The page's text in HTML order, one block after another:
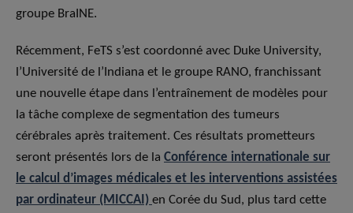
groupe BraINE.
Récemment, FeTS s’est coordonné avec Duke University,
l’Université de l’Indiana et le groupe RANO, franchissant
une nouvelle étape dans l’entraînement de modèles pour
la tâche complexe de segmentation des tumeurs
cérébrales après traitement. Ces résultats prometteurs
seront présentés lors de la Conférence internationale sur
le calcul d’images médicales et les interventions assistées
par ordinateur (MICCAI) en Corée du Sud, plus tard cette